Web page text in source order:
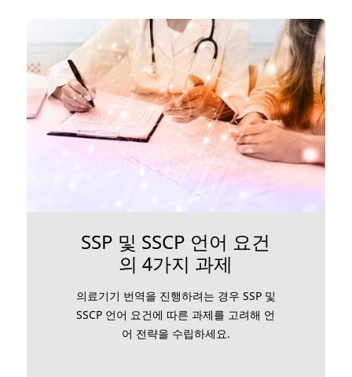
SSP 및 SSCP 언어 요건
의 4가지 과제
의료기기 번역을 진행하려는 경우 SSP 및
SSCP 언어 요건에 따른 과제를 고려해 언
어 전략을 수립하세요.